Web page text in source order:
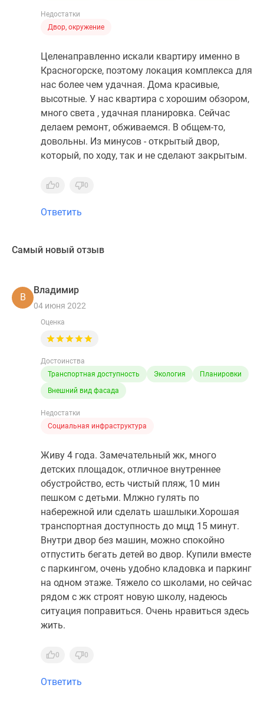
Недостатки
Двор, окружение
Целенаправленно искали квартиру именно в
Красногорске, поэтому локация комплекса для
нас более чем удачная. Дома красивые,
высотные. У нас квартира с хорошим обзором,
много света , удачная планировка. Сейчас
делаем ремонт, обживаемся. В общем-то,
довольны. Из минусов - открытый двор,
который, по ходу, так и не сделают закрытым.
0 0
Ответить
Самый новый отзыв
В
Владимир
04 июня 2022
Оценка
Достоинства
Транспортная доступность
Экология
Планировки
Внешний вид фасада
Недостатки
Социальная инфраструктура
Живу 4 года. Замечательный жк, много
детских площадок, отличное внутреннее
обустройство, есть чистый пляж, 10 мин
пешком с детьми. Млжно гулять по
набережной или сделать шашлыки.Хорошая
транспортная доступность до мцд 15 минут.
Внутри двор без машин, можно спокойно
отпустить бегать детей во двор. Купили вместе
с паркингом, очень удобно кладовка и паркинг
на одном этаже. Тяжело со школами, но сейчас
рядом с жк строят новую школу, надеюсь
ситуация поправиться. Очень нравиться здесь
жить.
0 0
Ответить